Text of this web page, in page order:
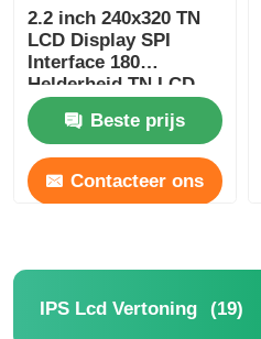
2.2 inch 240x320 TN
LCD Display SPI
Interface 180
Helderheid TN LCD
Panel
Beste prijs
Contacteer ons
IPS Lcd Vertoning (19)